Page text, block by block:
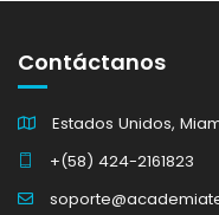
Contáctanos
Estados Unidos,
+(58) 424-2161823